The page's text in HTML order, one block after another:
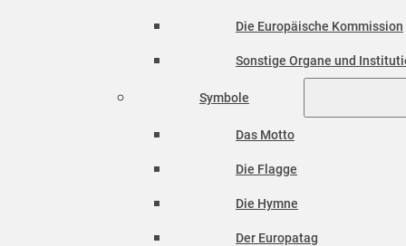
Die Europäische Kommission
Sonstige Organe und
Symbole
Das Motto
Die Flagge
Die Hymne
Der Europatag